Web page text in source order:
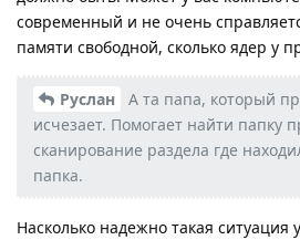
современный и не очень
памяти свободной, сколько ядер у
Руслан
А та папа, который
исчезает. Помогает найти папку
сканирование раздела где
папка.
Насколько надежно такая ситуация